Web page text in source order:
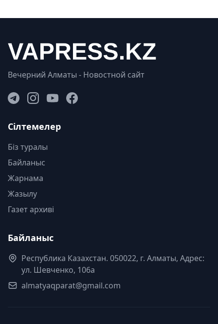
Вечерний Алматы - Новостной сайт
Сілтемелер
Біз туралы
Байланыс
Жарнама
Жазылу
Газет архиві
Байланыс
Республика Казахстан. 050022, г. Алматы, Адрес:
ул. Шевченко, 106а
almatyaqparat@gmail.com